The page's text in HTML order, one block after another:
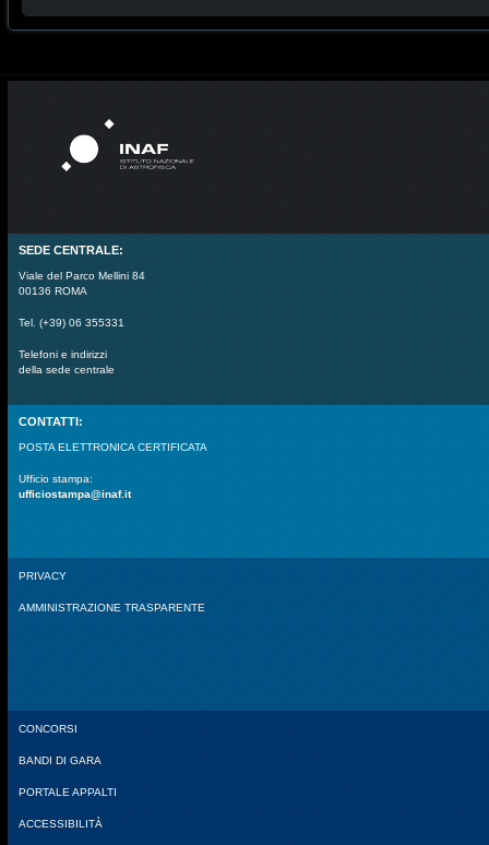
SEDE CENTRALE:
Viale del Parco Mellini 84
00136 ROMA
Tel. (+39) 06 355331
Telefoni e indirizzi
della sede centrale
CONTATTI:
POSTA ELETTRONICA CERTIFICATA
Ufficio stampa:
ufficiostampa@inaf.it
PRIVACY
AMMINISTRAZIONE TRASPARENTE
CONCORSI
BANDI DI GARA
PORTALE APPALTI
ACCESSIBILITÀ